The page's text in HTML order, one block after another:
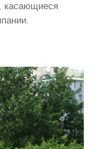
касающиеся